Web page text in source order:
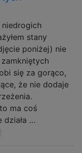
niedrogich
stany
poniżej) nie
się za gorąco,
że nie dodaje
ma coś
działa …